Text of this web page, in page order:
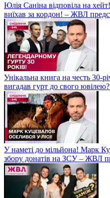
Юлія Саніна відповіла на хейт!
виїхав за кордон! – ЖВЛ
Унікальна книга на честь
вигадав гурт до свого
У наметі до мільйона! Марк
збору донатів на ЗСУ – ЖВЛ